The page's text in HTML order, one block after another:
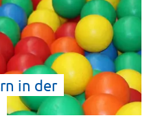
in der